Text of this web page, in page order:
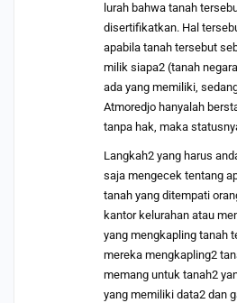
lurah bahwa tanah
disertifikatkan. Hal
apabila tanah tersebut
milik siapa2 (tanah
ada yang memiliki,
Atmoredjo hanyalah
tanpa hak, maka
Langkah2 yang harus
saja mengecek tentang
tanah yang ditempati
kantor kelurahan atau
yang mengkapling tanah
mereka mengkapling2
memang untuk tanah2
yang memiliki data2 dan